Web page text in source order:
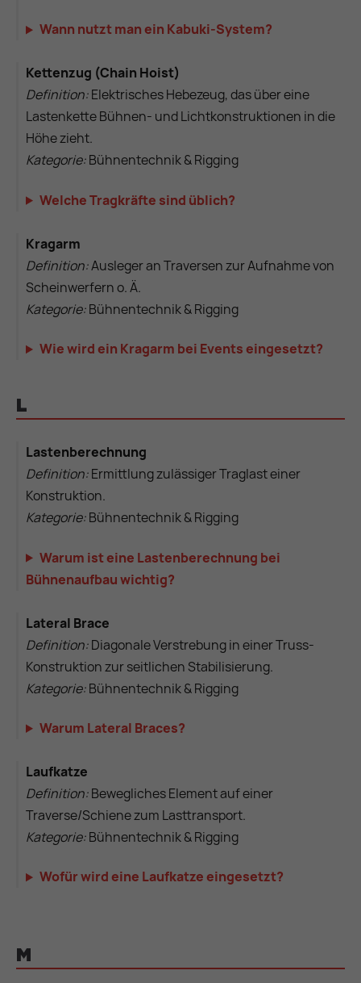
Wann nutzt man ein Kabuki-System?
Kettenzug (Chain Hoist)
Definition:Elektrisches Hebezeug, das über eine
Lastenkette Bühnen- und Lichtkonstruktionen in die
Höhe zieht.
Kategorie:Bühnentechnik & Rigging
Welche Tragkräfte sind üblich?
Kragarm
Definition:Ausleger an Traversen zur Aufnahme von
Scheinwerfern o. Ä.
Kategorie:Bühnentechnik & Rigging
Wie wird ein Kragarm bei Events eingesetzt?
L
Lastenberechnung
Definition:Ermittlung zulässiger Traglast einer
Konstruktion.
Kategorie:Bühnentechnik & Rigging
Warum ist eine Lastenberechnung bei
Bühnenaufbau wichtig?
Lateral Brace
Definition:Diagonale Verstrebung in einer Truss-
Konstruktion zur seitlichen Stabilisierung.
Kategorie:Bühnentechnik & Rigging
Warum Lateral Braces?
Laufkatze
Definition:Bewegliches Element auf einer
Traverse/Schiene zum Lasttransport.
Kategorie:Bühnentechnik & Rigging
Wofür wird eine Laufkatze eingesetzt?
M